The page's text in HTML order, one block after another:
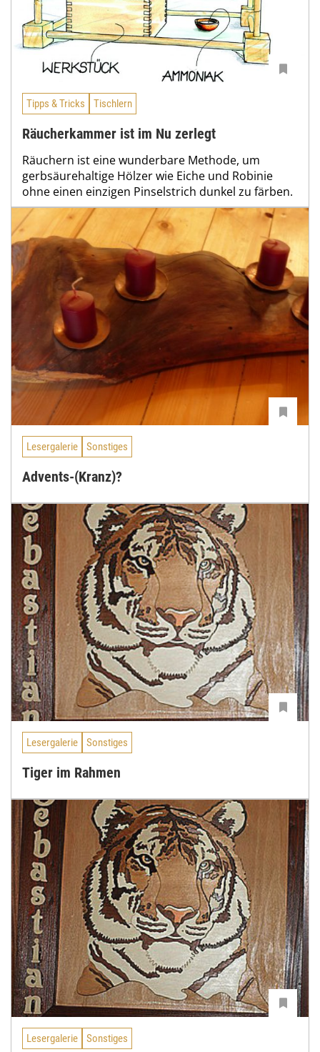
Tipps & Tricks Tischlern
Räucherkammer ist im Nu zerlegt
Räuchern ist eine wunderbare Methode, um
gerbsäurehaltige Hölzer wie Eiche und Robinie
ohne einen einzigen Pinselstrich dunkel zu färben.
Lesergalerie Sonstiges
Advents-(Kranz)?
Lesergalerie Sonstiges
Tiger im Rahmen
Lesergalerie Sonstiges